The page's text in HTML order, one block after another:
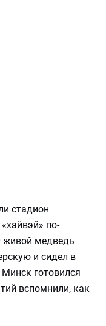
стадион
по-
живой медведь
и сидел в
готовился
вспомнили, как